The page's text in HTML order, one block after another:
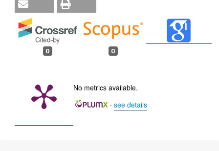
0 0
No metrics available.
- see details